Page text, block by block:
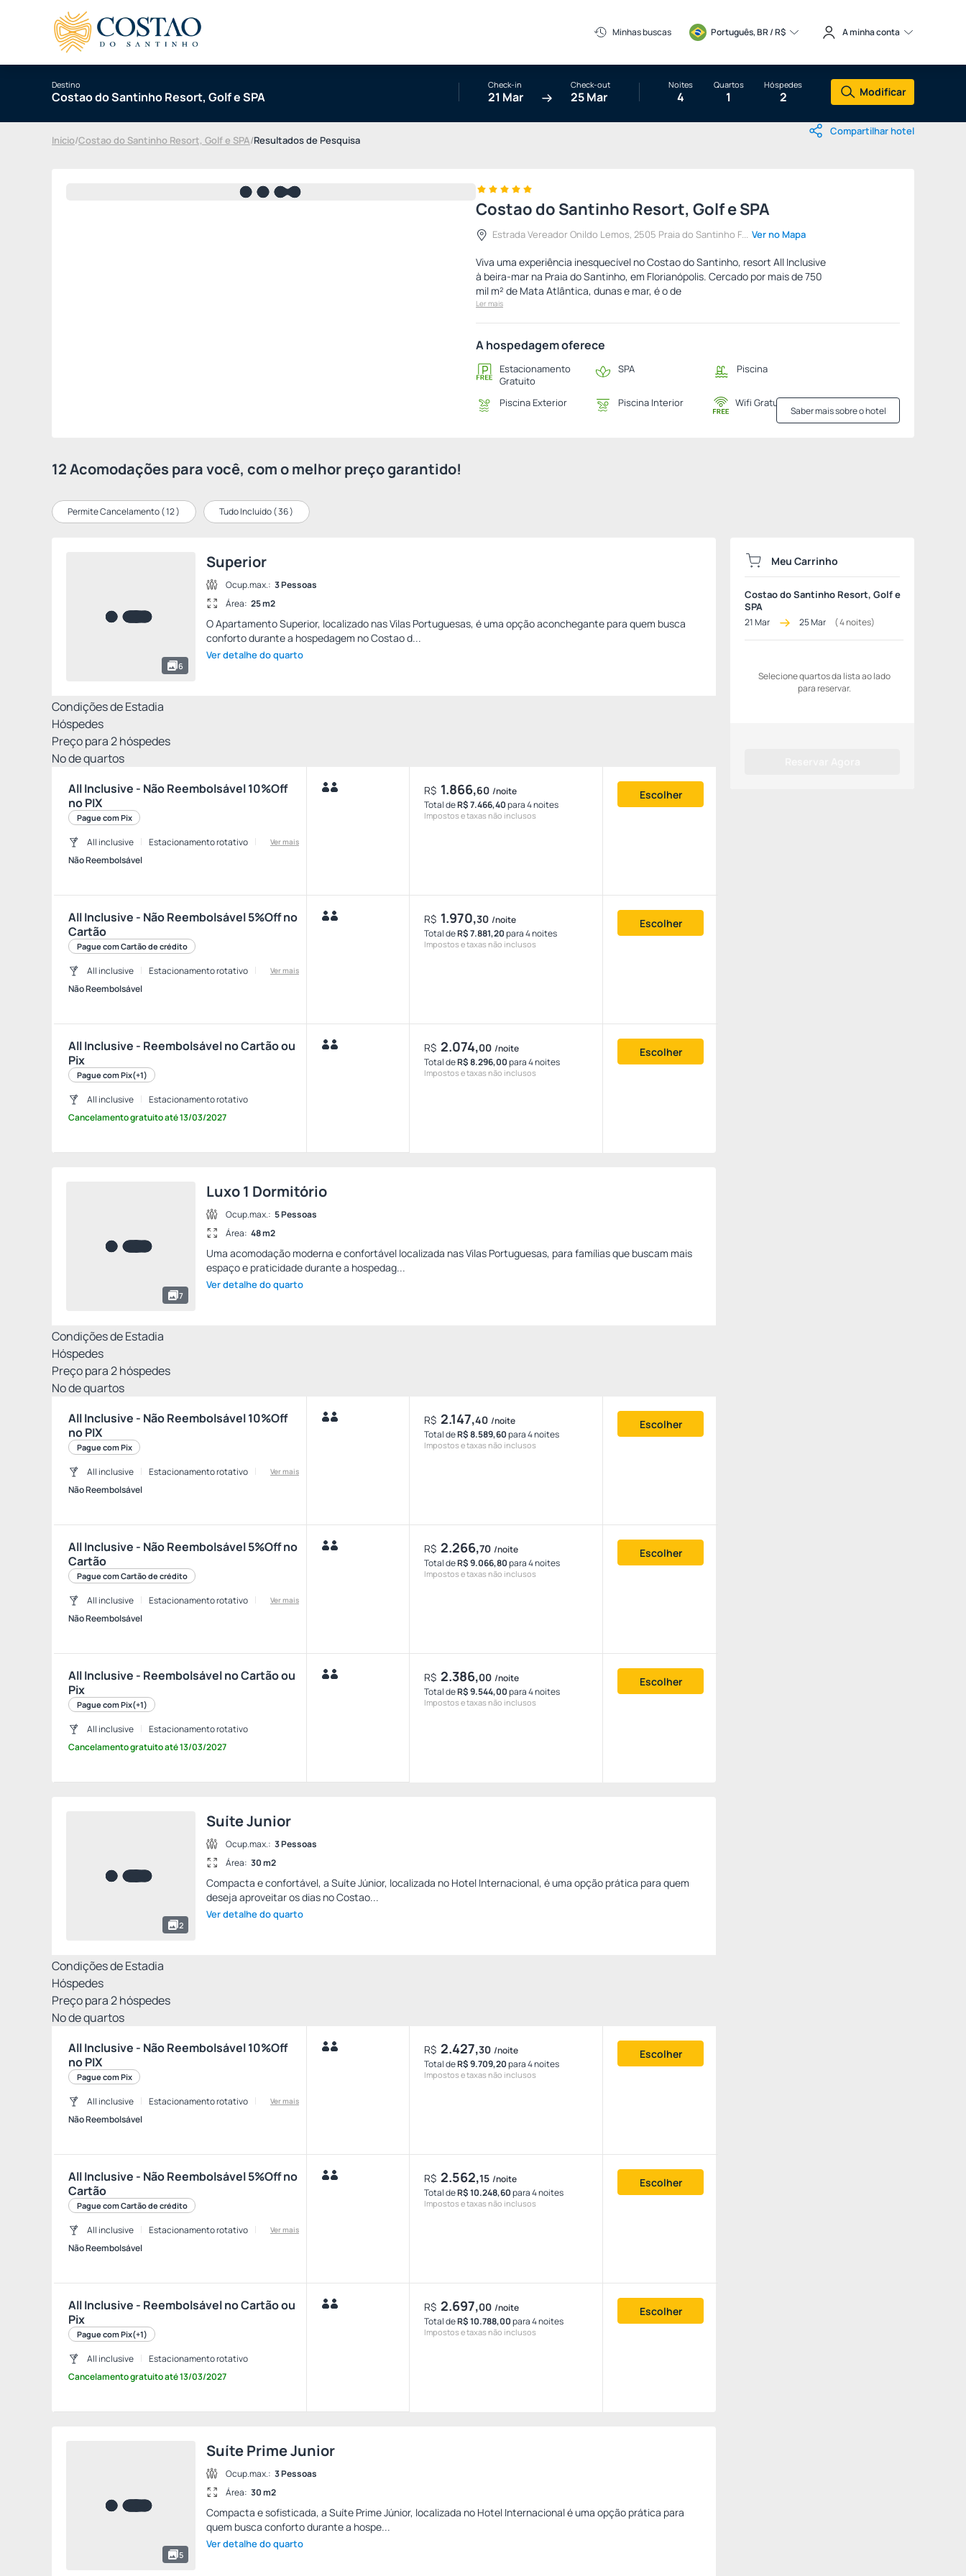
Minhas buscas Português, BR / R$ A minha conta
Destino
Costao do Santinho Resort, Golf e SPA
Check-in
21 Mar
Check-out
25 Mar
Noites
4
Quartos
1
Hóspedes
2 Modificar
Início/Costao do Santinho Resort, Golf e SPA/Resultados de Pesquisa
Compartilhar hotel
Costao do Santinho Resort, Golf e SPA
Estrada Vereador Onildo Lemos, 2505 Praia do Santinho F... Ver no Mapa
Viva uma experiência inesquecível no Costao do Santinho, resort All Inclusive
à beira-mar na Praia do Santinho, em Florianópolis. Cercado por mais de 750
mil m² de Mata Atlântica, dunas e mar, é o de
Ler mais
A hospedagem oferece
Estacionamento
Gratuito
SPA Piscina
Piscina Exterior Piscina Interior Wifi Gratuito
Saber mais sobre o hotel
12 Acomodações para você, com o melhor preço garantido!
Permite Cancelamento (12) Tudo Incluído (36)
6
Superior
Ocup.max.: 3 Pessoas
Área: 25 m2
O Apartamento Superior, localizado nas Vilas Portuguesas, é uma opção aconchegante para quem busca
conforto durante a hospedagem no Costao d...
Ver detalhe do quarto
Condições de Estadia
Hóspedes
Preço para2hóspedes
Nº de quartos
All Inclusive - Não Reembolsável 10%Off
no PIX
Pague com Pix
All inclusive Estacionamento rotativo Ver mais
Não Reembolsável
R$ 1.866,60 /noite
Total deR$ 7.466,40para 4 noites
Impostos e taxas não inclusos
Escolher
All Inclusive - Não Reembolsável 5%Off no
Cartão
Pague com Cartão de crédito
All inclusive Estacionamento rotativo Ver mais
Não Reembolsável
R$ 1.970,30 /noite
Total deR$ 7.881,20para 4 noites
Impostos e taxas não inclusos
Escolher
All Inclusive - Reembolsável no Cartão ou
Pix
Pague com Pix(+1)
All inclusive
Estacionamento rotativo
Cancelamento gratuitoaté13/03/2027
R$ 2.074,00 /noite
Total deR$ 8.296,00para 4 noites
Impostos e taxas não inclusos
Escolher
7
Luxo 1 Dormitório
Ocup.max.: 5 Pessoas
Área: 48 m2
Uma acomodação moderna e confortável localizada nas Vilas Portuguesas, para famílias que buscam mais
espaço e praticidade durante a hospedag...
Ver detalhe do quarto
Condições de Estadia
Hóspedes
Preço para2hóspedes
Nº de quartos
All Inclusive - Não Reembolsável 10%Off
no PIX
Pague com Pix
All inclusive Estacionamento rotativo Ver mais
Não Reembolsável
R$ 2.147,40 /noite
Total deR$ 8.589,60para 4 noites
Impostos e taxas não inclusos
Escolher
All Inclusive - Não Reembolsável 5%Off no
Cartão
Pague com Cartão de crédito
All inclusive Estacionamento rotativo Ver mais
Não Reembolsável
R$ 2.266,70 /noite
Total deR$ 9.066,80para 4 noites
Impostos e taxas não inclusos
Escolher
All Inclusive - Reembolsável no Cartão ou
Pix
Pague com Pix(+1)
All inclusive
Estacionamento rotativo
Cancelamento gratuitoaté13/03/2027
R$ 2.386,00 /noite
Total deR$ 9.544,00para 4 noites
Impostos e taxas não inclusos
Escolher
2
Suíte Junior
Ocup.max.: 3 Pessoas
Área: 30 m2
Compacta e confortável, a Suíte Júnior, localizada no Hotel Internacional, é uma opção prática para quem
deseja aproveitar os dias no Costao...
Ver detalhe do quarto
Condições de Estadia
Hóspedes
Preço para2hóspedes
Nº de quartos
All Inclusive - Não Reembolsável 10%Off
no PIX
Pague com Pix
All inclusive Estacionamento rotativo Ver mais
Não Reembolsável
R$ 2.427,30 /noite
Total deR$ 9.709,20para 4 noites
Impostos e taxas não inclusos
Escolher
All Inclusive - Não Reembolsável 5%Off no
Cartão
Pague com Cartão de crédito
All inclusive Estacionamento rotativo Ver mais
Não Reembolsável
R$ 2.562,15 /noite
Total deR$ 10.248,60para 4 noites
Impostos e taxas não inclusos
Escolher
All Inclusive - Reembolsável no Cartão ou
Pix
Pague com Pix(+1)
All inclusive
Estacionamento rotativo
Cancelamento gratuitoaté13/03/2027
R$ 2.697,00 /noite
Total deR$ 10.788,00para 4 noites
Impostos e taxas não inclusos
Escolher
5
Suíte Prime Junior
Ocup.max.: 3 Pessoas
Área: 30 m2
Compacta e sofisticada, a Suíte Prime Júnior, localizada no Hotel Internacional é uma opção prática para
quem busca conforto durante a hospe...
Ver detalhe do quarto
Meu Carrinho
Costao do Santinho Resort, Golf e
SPA
21 Mar 25 Mar (4noites)
Selecione quartos da lista ao lado
para reservar.